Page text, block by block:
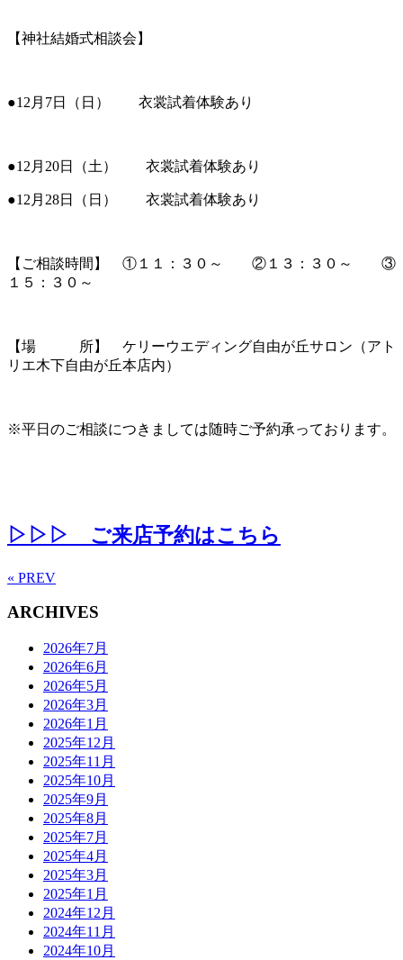
【神社結婚式相談会】
●12月7日（日） 衣裳試着体験あり
●12月20日（土） 衣裳試着体験あり
●12月28日（日） 衣裳試着体験あり
【ご相談時間】 ①１１：３０～ ②１３：３０～ ③
１５：３０～
【場 所】 ケリーウエディング自由が丘サロン（アト
リエ木下自由が丘本店内）
※平日のご相談につきましては随時ご予約承っております。
▷▷▷ ご来店予約はこちら
« PREV
ARCHIVES
2026年7月
2026年6月
2026年5月
2026年3月
2026年1月
2025年12月
2025年11月
2025年10月
2025年9月
2025年8月
2025年7月
2025年4月
2025年3月
2025年1月
2024年12月
2024年11月
2024年10月